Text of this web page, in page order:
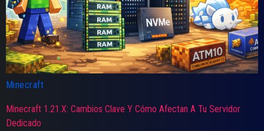
Minecraft
Minecraft 1.21.x: Cambios Clave Y Cómo Afectan A Tu Servidor
Dedicado